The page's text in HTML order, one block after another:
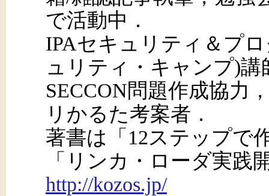
で活動中．
IPAセキュリティ＆プ
ュリティ・キャンプ)講
SECCON問題作成協力
リかるた考案者．
著書は「12ステップで
「リンカ・ローダ実践
http://kozos.jp/